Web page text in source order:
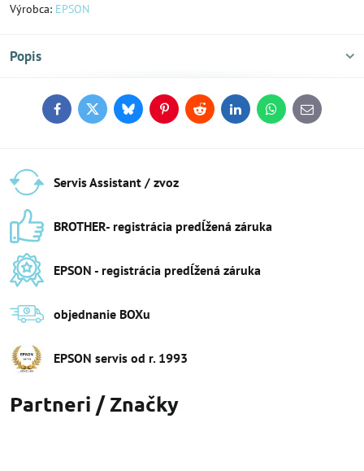
Výrobca: EPSON
Popis
FacebookTwitterBlueskyPinterestReddit LinkedInWhatsApp
E-
mail
Servis Assistant / zvoz
BROTHER- registrácia predĺžená záruka
EPSON - registrácia predĺžená záruka
objednanie BOXu
EPSON servis od r​. 1993
Partneri / Značky